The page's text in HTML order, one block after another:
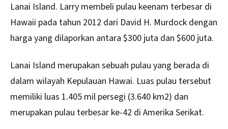
Lanai Island. Larry membeli pulau keenam terbesar di
Hawaii pada tahun 2012 dari David H. Murdock dengan
harga yang dilaporkan antara $300 juta dan $600 juta.
Lanai Island merupakan sebuah pulau yang berada di
dalam wilayah Kepulauan Hawai. Luas pulau tersebut
memiliki luas 1.405 mil persegi (3.640 km2) dan
merupakan pulau terbesar ke-42 di Amerika Serikat.